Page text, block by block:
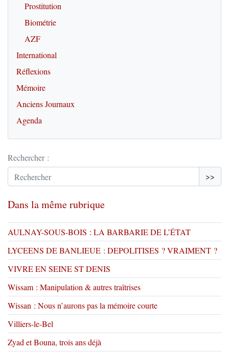
Prostitution
Biométrie
AZF
International
Réflexions
Mémoire
Anciens Journaux
Agenda
Rechercher :
>>
Dans la même rubrique
AULNAY-SOUS-BOIS : LA BARBARIE DE L’ÉTAT
LYCEENS DE BANLIEUE : DEPOLITISES ? VRAIMENT ?
VIVRE EN SEINE ST DENIS
Wissam : Manipulation & autres traîtrises
Wissan : Nous n’aurons pas la mémoire courte
Villiers-le-Bel
Zyad et Bouna, trois ans déjà